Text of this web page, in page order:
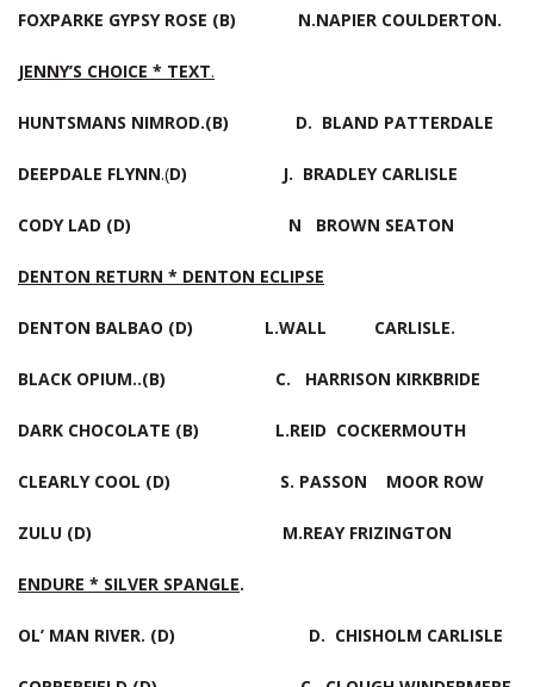
FOXPARKE GYPSY ROSE (B) N.NAPIER COULDERTON.
JENNY’S CHOICE * TEXT.
HUNTSMANS NIMROD.(B) D. BLAND PATTERDALE
DEEPDALE FLYNN.(D) J. BRADLEY CARLISLE
CODY LAD (D) N BROWN SEATON
DENTON RETURN * DENTON ECLIPSE
DENTON BALBAO (D) L.WALL CARLISLE.
BLACK OPIUM..(B) C. HARRISON KIRKBRIDE
DARK CHOCOLATE (B) L.REID COCKERMOUTH
CLEARLY COOL (D) S. PASSON MOOR ROW
ZULU (D) M.REAY FRIZINGTON
ENDURE * SILVER SPANGLE.
OL’ MAN RIVER. (D) D. CHISHOLM CARLISLE